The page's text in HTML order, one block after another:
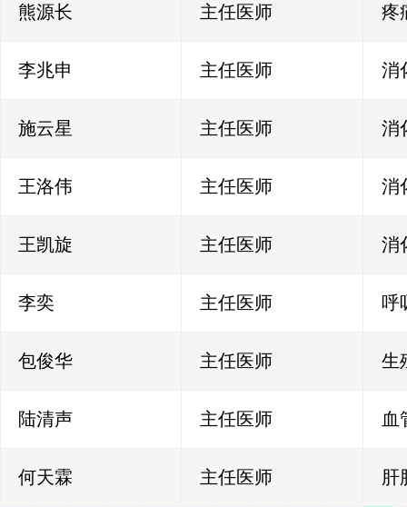
熊源长 主任医师 疼
李兆申 主任医师 消
施云星 主任医师 消
王洛伟 主任医师 消
王凯旋 主任医师 消
李奕 主任医师 呼
包俊华 主任医师 生
陆清声 主任医师 血
何天霖 主任医师 肝